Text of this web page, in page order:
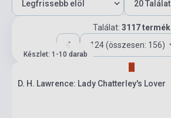
Találat: 3117 termék
124 (összesen: 156)
Készlet: 1-10 darab
D. H. Lawrence: Lady Chatterley's Lover